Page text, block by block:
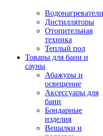
Водонагреватели
Дистилляторы
Отопительная
техника
Теплый пол
Товары для бани и
сауны
Абажуры и
освещение
Аксессуары для
бани
Бондарные
изделия
Вешалки и